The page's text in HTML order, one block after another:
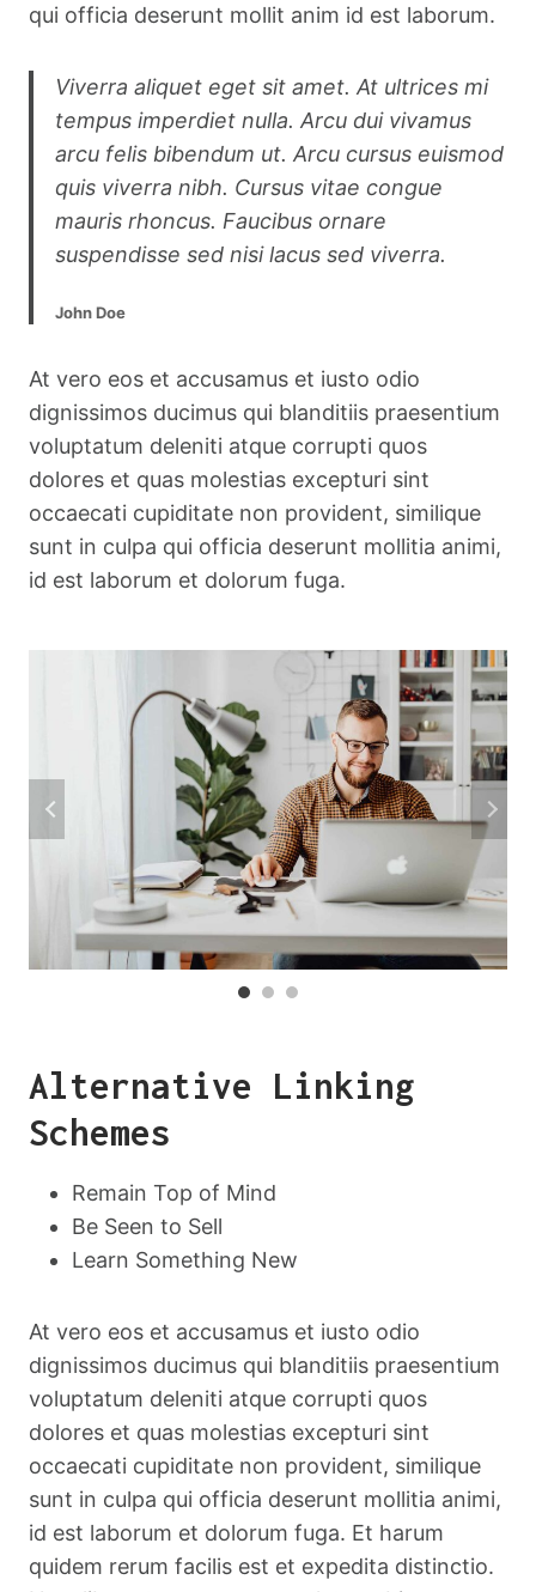
qui officia deserunt mollit anim id est laborum.
Viverra aliquet eget sit amet. At ultrices mi
tempus imperdiet nulla. Arcu dui vivamus
arcu felis bibendum ut. Arcu cursus euismod
quis viverra nibh. Cursus vitae congue
mauris rhoncus. Faucibus ornare
suspendisse sed nisi lacus sed viverra.
John Doe
At vero eos et accusamus et iusto odio
dignissimos ducimus qui blanditiis praesentium
voluptatum deleniti atque corrupti quos
dolores et quas molestias excepturi sint
occaecati cupiditate non provident, similique
sunt in culpa qui officia deserunt mollitia animi,
id est laborum et dolorum fuga.
Alternative Linking
Schemes
Remain Top of Mind
Be Seen to Sell
Learn Something New
At vero eos et accusamus et iusto odio
dignissimos ducimus qui blanditiis praesentium
voluptatum deleniti atque corrupti quos
dolores et quas molestias excepturi sint
occaecati cupiditate non provident, similique
sunt in culpa qui officia deserunt mollitia animi,
id est laborum et dolorum fuga. Et harum
quidem rerum facilis est et expedita distinctio.